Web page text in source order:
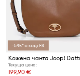
-5%* с код: FS
Текуща цена:
199,90 €